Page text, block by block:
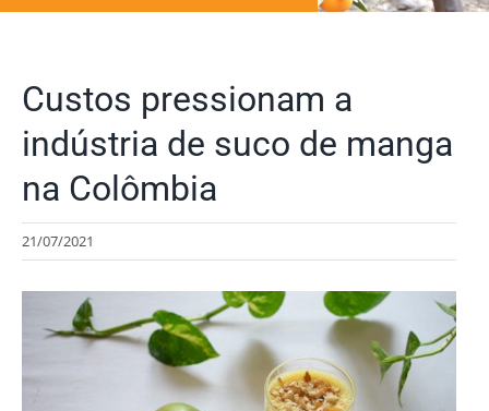
Custos pressionam a
indústria de suco de manga
na Colômbia
21/07/2021
Larger